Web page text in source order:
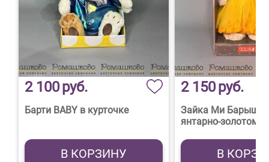
2 100руб.
Барти BABY в курточке
В КОРЗИНУ
2 150руб.
Зайка Ми
янтарно-золотом
В